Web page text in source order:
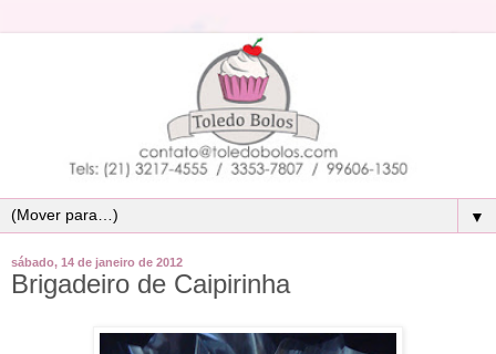
▼
sábado, 14 de janeiro de 2012
Brigadeiro de Caipirinha